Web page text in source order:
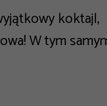
koktajl,
W tym